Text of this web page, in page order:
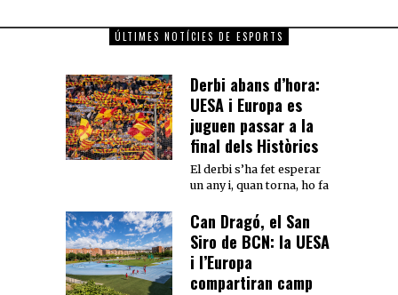
ÚLTIMES NOTÍCIES DE ESPORTS
Derbi abans d’hora:
UESA i Europa es
juguen passar a la
final dels Històrics
El derbi s’ha fet esperar
un any i, quan torna, ho fa
Can Dragó, el San
Siro de BCN: la UESA
i l’Europa
compartiran camp